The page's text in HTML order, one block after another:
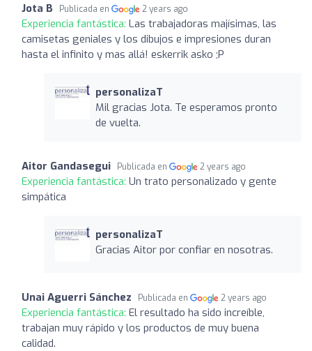
Jota B Publicada en 2 years ago
Experiencia fantástica: Las trabajadoras majísimas, las
camisetas geniales y los dibujos e impresiones duran
hasta el infinito y mas allá! eskerrik asko ;P
personalizaT
Mil gracias Jota. Te esperamos pronto
de vuelta.
Aitor Gandasegui Publicada en 2 years ago
Experiencia fantástica: Un trato personalizado y gente
simpática
personalizaT
Gracias Aitor por confiar en nosotras.
Unai Aguerri Sánchez Publicada en 2 years ago
Experiencia fantástica: El resultado ha sido increíble,
trabajan muy rápido y los productos de muy buena
calidad.